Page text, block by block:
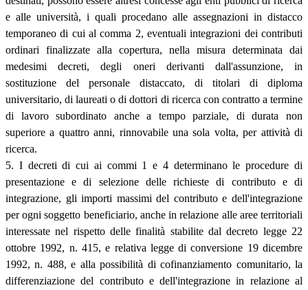
e alle università, i quali procedano alle assegnazioni in distacco
temporaneo di cui al comma 2, eventuali integrazioni dei contributi
ordinari finalizzate alla copertura, nella misura determinata dai
medesimi decreti, degli oneri derivanti dall'assunzione, in
sostituzione del personale distaccato, di titolari di diploma
universitario, di laureati o di dottori di ricerca con contratto a termine
di lavoro subordinato anche a tempo parziale, di durata non
superiore a quattro anni, rinnovabile una sola volta, per attività di
ricerca.
5. I decreti di cui ai commi 1 e 4 determinano le procedure di
presentazione e di selezione delle richieste di contributo e di
integrazione, gli importi massimi del contributo e dell'integrazione
per ogni soggetto beneficiario, anche in relazione alle aree territoriali
interessate nel rispetto delle finalità stabilite dal decreto legge 22
ottobre 1992, n. 415, e relativa legge di conversione 19 dicembre
1992, n. 488, e alla possibilità di cofinanziamento comunitario, la
differenziazione del contributo e dell'integrazione in relazione al